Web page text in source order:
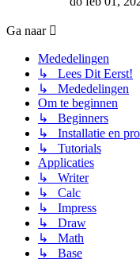
Ga naar
Mededelingen
↳ Lees Dit Eerst!
↳ Mededelingen
Om te beginnen
↳ Beginners
↳ Installatie en
↳ Tutorials
Applicaties
↳ Writer
↳ Calc
↳ Impress
↳ Draw
↳ Math
↳ Base